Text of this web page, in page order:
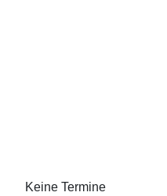
Keine Termine